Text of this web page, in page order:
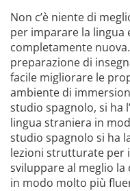
Non c’è niente di
per imparare la lingua
completamente
preparazione di
facile migliorare le
ambiente di
studio spagnolo, si ha
lingua straniera in
studio spagnolo si ha
lezioni strutturate per
sviluppare al meglio
in modo molto più